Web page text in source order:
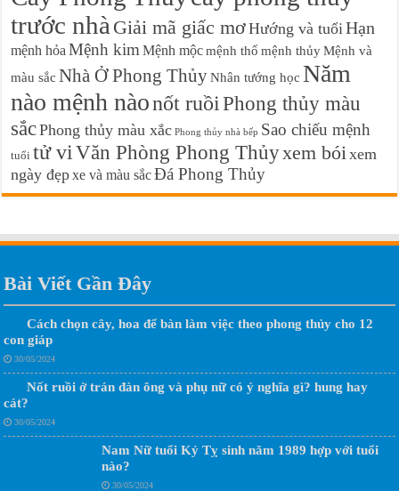
trước nhà Giải mã giấc mơHướng và tuổi Hạn
mệnh hỏa Mệnh kim Mệnh mộcmệnh thổ mệnh thủyMệnh và
màu sắc Nhà Ở Phong ThủyNhân tướng học Năm
nào mệnh nàonốt ruồi Phong thủy màu
sắcPhong thủy màu xắc Phong thủy nhà bếp Sao chiếu mệnh
tuổi tử vi Văn Phòng Phong Thủyxem bói xem
ngày đẹpxe và màu sắcĐá Phong Thủy
Bài Viết Gần Đây
Cách chọn cây, hoa để bàn làm việc theo phong thủy cho 12
con giáp
30/05/2024
Nốt ruồi ở trán đàn ông và phụ nữ có ý nghĩa gì? hung hay
cát?
30/05/2024
Nam Nữ tuổi Kỷ Tỵ sinh năm 1989 hợp với tuổi
nào?
30/05/2024